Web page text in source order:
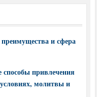
и сфера
привлечения
молитвы и